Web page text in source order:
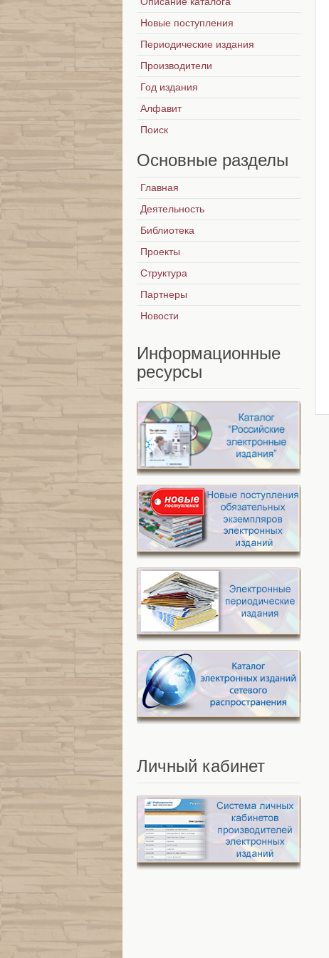
Новые поступления
Периодические издания
Производители
Год издания
Алфавит
Поиск
Основные разделы
Главная
Деятельность
Библиотека
Проекты
Структура
Партнеры
Новости
Информационные
ресурсы
Личный кабинет